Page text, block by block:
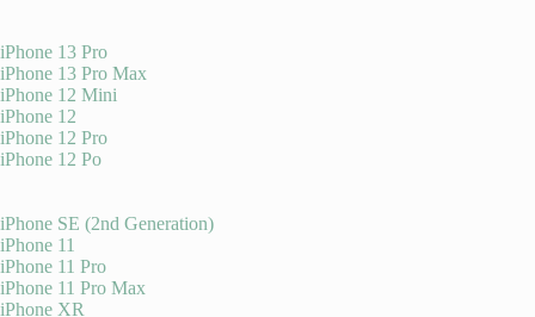
iPhone 13 Pro
iPhone 13 Pro Max
iPhone 12 Mini
iPhone 12
iPhone 12 Pro
iPhone 12 Po
iPhone SE (2nd Generation)
iPhone 11
iPhone 11 Pro
iPhone 11 Pro Max
iPhone XR